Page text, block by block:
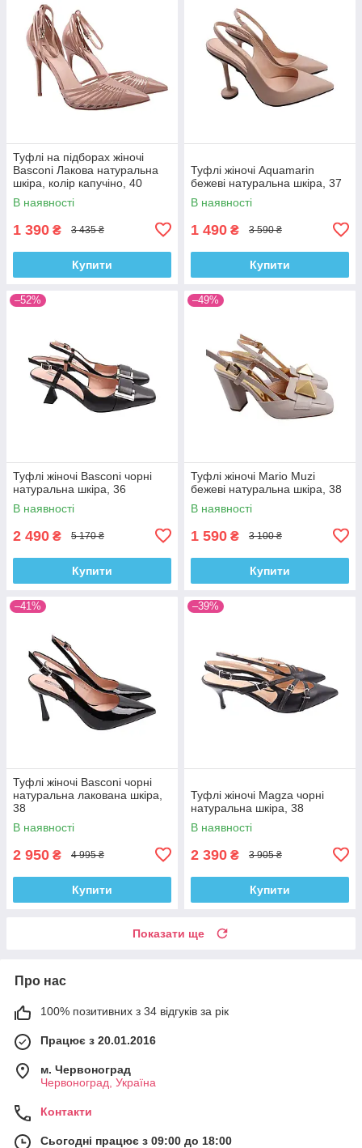
Туфлі на підборах жіночі
Basconi Лакова натуральна
шкіра, колір капучіно, 40
В наявності
1 390 ₴ 3 435 ₴
Купити
Туфлі жіночі Aquamarin
бежеві натуральна шкіра, 37
В наявності
1 490 ₴ 3 590 ₴
Купити
–52%
Туфлі жіночі Basconi чорні
натуральна шкіра, 36
В наявності
2 490 ₴ 5 170 ₴
Купити
–49%
Туфлі жіночі Mario Muzi
бежеві натуральна шкіра, 38
В наявності
1 590 ₴ 3 100 ₴
Купити
–41%
Туфлі жіночі Basconi чорні
натуральна лакована шкіра,
38
В наявності
2 950 ₴ 4 995 ₴
Купити
–39%
Туфлі жіночі Magza чорні
натуральна шкіра, 38
В наявності
2 390 ₴ 3 905 ₴
Купити
Показати ще
Про нас
100% позитивних з 34 відгуків за рік
Працює з 20.01.2016
м. Червоноград
Червоноград, Україна
Контакти
Сьогодні працює з 09:00 до 18:00